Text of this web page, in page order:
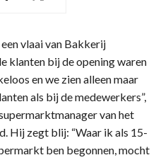
vlaai van Bakkerij
klanten bij de opening waren
en we zien alleen maar
als bij de medewerkers”,
van het
Hij zegt blij: “Waar ik als 15-
ben begonnen, mocht